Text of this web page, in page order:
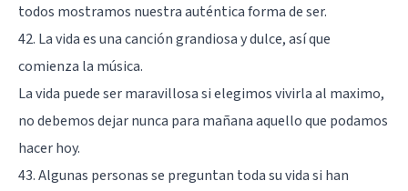
todos mostramos nuestra auténtica forma de ser.
42. La vida es una canción grandiosa y dulce, así que
comienza la música.
La vida puede ser maravillosa si elegimos vivirla al maximo,
no debemos dejar nunca para mañana aquello que podamos
hacer hoy.
43. Algunas personas se preguntan toda su vida si han